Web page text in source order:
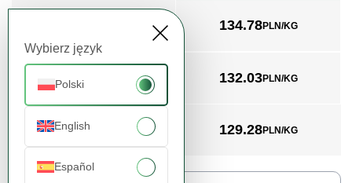
Wybierz język
Polski
English
Español
134.78PLN/KG
min. 1000kg 132.03PLN/KG
min. 2000kg 129.28PLN/KG